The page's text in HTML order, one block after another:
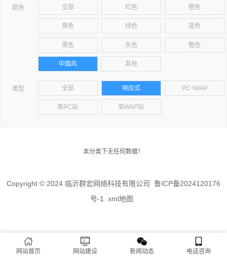
颜色 全部 红色 橙色
黄色 绿色 蓝色
黑色 灰色 橙色
中国风 其他
类型 全部 响应式 PC+WAP
单PC站 单WAP站
本分类下无任何数据！
Copyright © 2024 临沂群宏网络科技有限公司 鲁ICP备2024120176
号-1
xml地图
网站首页 网站建设 新闻动态 电话咨询